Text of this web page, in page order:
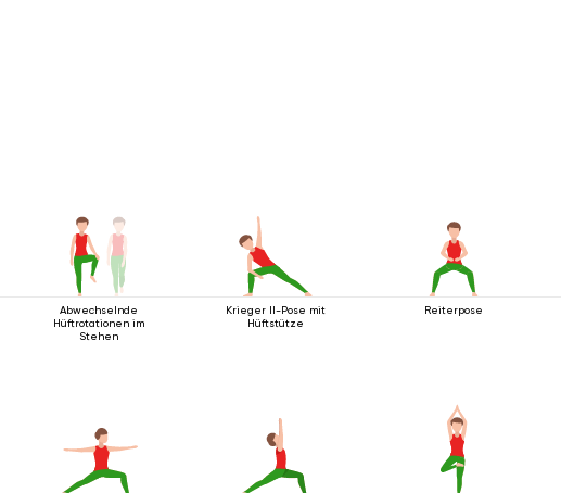
Abwechselnde
Hüftrotationen im
Stehen
Krieger II-Pose mit
Hüftstütze
Reiterpose